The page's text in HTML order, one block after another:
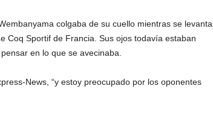
colgaba de su cuello mientras se
Coq Sportif de Francia. Sus ojos todavía estaban
en lo que se avecinaba.
News, “y estoy preocupado por los oponentes